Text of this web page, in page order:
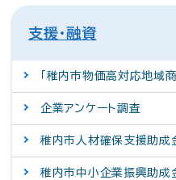
支援・融資
「稚内市物価高対応地域
企業アンケート調査
稚内市人材確保支援助成
稚内市中小企業振興助成